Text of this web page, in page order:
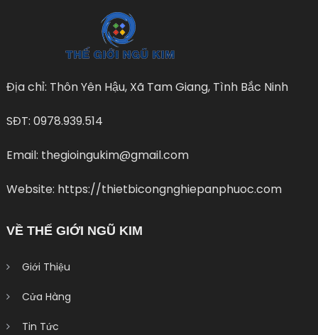
Địa chỉ: Thôn Yên Hậu, Xã Tam Giang, Tình Bắc Ninh
SĐT: 0978.939.514
Email: thegioingukim@gmail.com
Website: https://thietbicongnghiepanphuoc.com
VỀ THẾ GIỚI NGŨ KIM
Giới Thiệu
Cửa Hàng
Tin Tức